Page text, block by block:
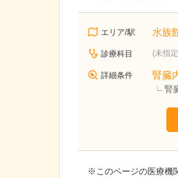
エリア/駅 水族
診療科目 (未指
詳細条件 腎臓
腎
※このページの医療機